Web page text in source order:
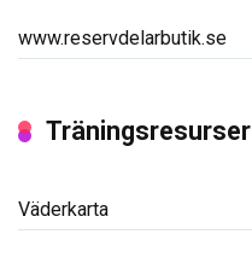
www.reservdelarbutik.se
Träningsresurser
Väderkarta